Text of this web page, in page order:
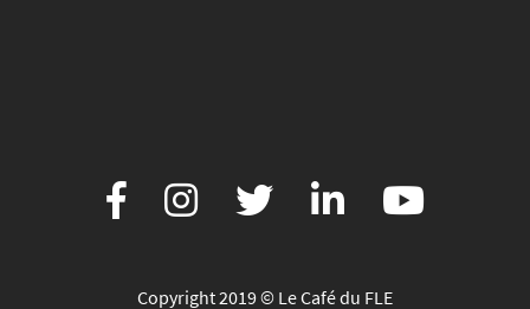
Copyright 2019 © Le Café du FLE